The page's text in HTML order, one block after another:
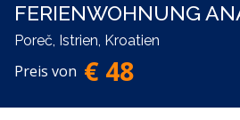
FERIENWOHNUNG
Poreč, Istrien, Kroatien
Preis von € 48